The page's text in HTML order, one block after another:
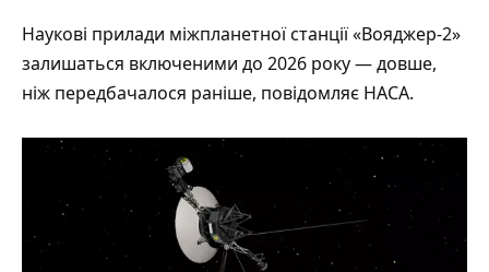
Наукові прилади міжпланетної станції «Вояджер-2»
залишаться включеними до 2026 року — довше,
ніж передбачалося раніше, повідомляє НАСА.